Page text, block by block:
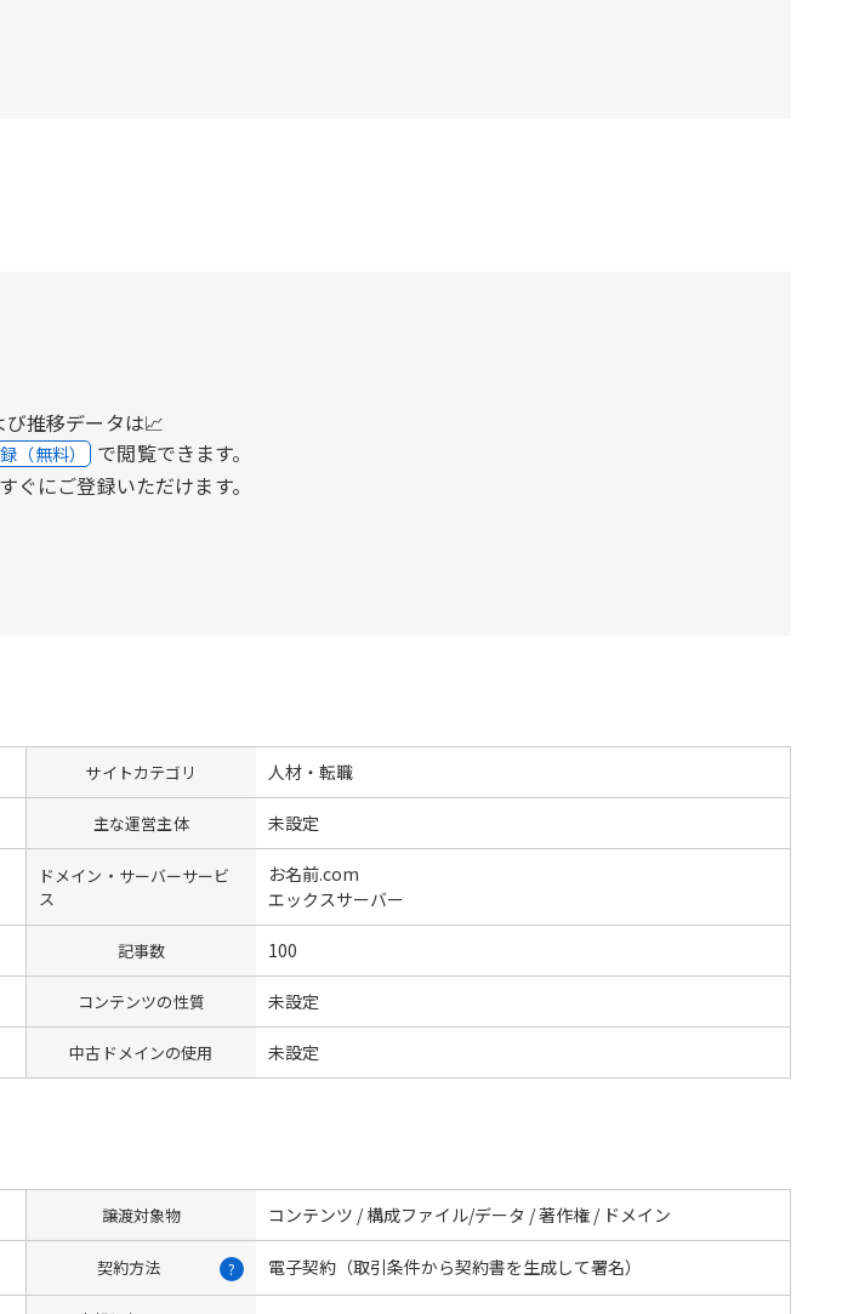
推移データは📈
（無料） で閲覧できます。
ぐにご登録いただけます。
サイトカテゴリ 人材・転職
主な運営主体 未設定
ドメイン・サーバーサービ
ス
お名前.com
エックスサーバー
記事数 100
コンテンツの性質 未設定
中古ドメインの使用 未設定
譲渡対象物 コンテンツ / 構成ファイル/データ / 著作権 / ドメイン
契約方法 ? 電子契約（取引条件から契約書を生成して署名）